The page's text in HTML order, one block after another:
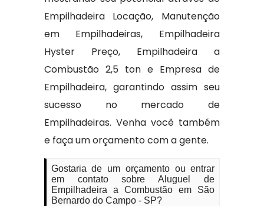
Empilhadeira Locação, Manutenção
em Empilhadeiras, Empilhadeira
Hyster Preço, Empilhadeira a
Combustão 2,5 ton e Empresa de
Empilhadeira, garantindo assim seu
sucesso no mercado de
Empilhadeiras. Venha você também
e faça um orçamento com a gente.
Gostaria de um orçamento ou entrar
em contato sobre Aluguel de
Empilhadeira a Combustão em São
Bernardo do Campo - SP?